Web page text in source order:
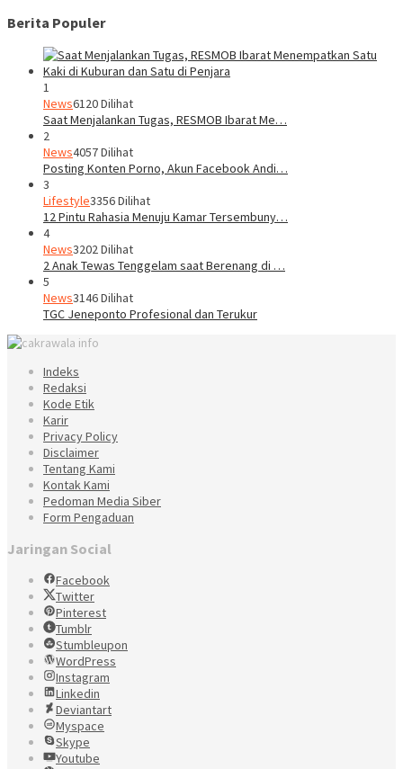
Berita Populer
1
News6120 Dilihat
Saat Menjalankan Tugas, RESMOB Ibarat Me…
2
News4057 Dilihat
Posting Konten Porno, Akun Facebook Andi…
3
Lifestyle3356 Dilihat
12 Pintu Rahasia Menuju Kamar Tersembuny…
4
News3202 Dilihat
2 Anak Tewas Tenggelam saat Berenang di …
5
News3146 Dilihat
TGC Jeneponto Profesional dan Terukur
Indeks
Redaksi
Kode Etik
Karir
Privacy Policy
Disclaimer
Tentang Kami
Kontak Kami
Pedoman Media Siber
Form Pengaduan
Jaringan Social
Facebook
Twitter
Pinterest
Tumblr
Stumbleupon
WordPress
Instagram
Linkedin
Deviantart
Myspace
Skype
Youtube